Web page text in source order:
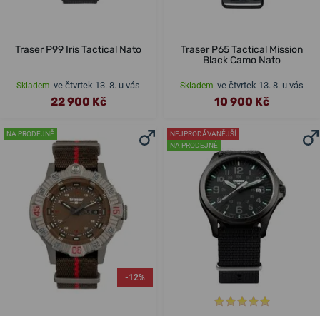
Traser P99 Iris Tactical Nato
Skladem ve čtvrtek 13. 8. u vás
22 900 Kč
Traser P65 Tactical Mission
Black Camo Nato
Skladem ve čtvrtek 13. 8. u vás
10 900 Kč
NA PRODEJNĚ
-12%
NEJPRODÁVANĚJŠÍ
NA PRODEJNĚ